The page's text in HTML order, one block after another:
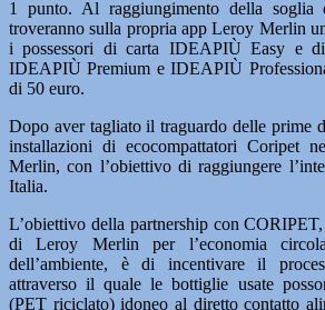
1 punto. Al raggiungimento della
troveranno sulla propria app Leroy Merlin
i possessori di carta IDEAPIÙ Easy e
IDEAPIÙ Premium e IDEAPIÙ
di 50 euro.
Dopo aver tagliato il traguardo delle prime
installazioni di ecocompattatori Coripet
Merlin, con l’obiettivo di raggiungere
Italia.
L’obiettivo della partnership con
di Leroy Merlin per l’economia
dell’ambiente, è di incentivare il
attraverso il quale le bottiglie usate
(PET riciclato) idoneo al diretto contatto